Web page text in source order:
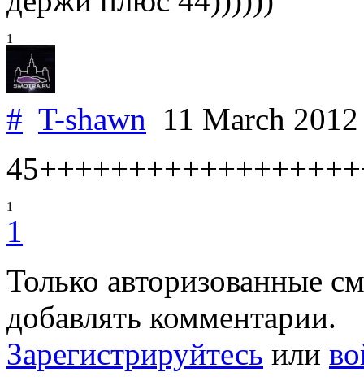
1
# T-shawn 11 March
1
1
Только авторизованные
добавлять комментарии.
Зарегистрируйтесь или